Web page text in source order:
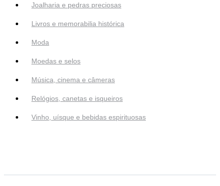
Joalharia e pedras preciosas
Livros e memorabilia histórica
Moda
Moedas e selos
Música, cinema e câmeras
Relógios, canetas e isqueiros
Vinho, uísque e bebidas espirituosas